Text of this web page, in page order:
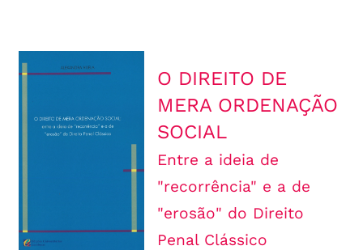
O DIREITO DE
MERA ORDENAÇÃO
SOCIAL
Entre a ideia de
"recorrência" e a de
"erosão" do Direito
Penal Clássico